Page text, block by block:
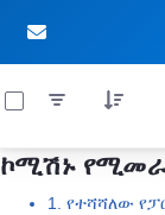
Skip to Main
ኮሚሽኑ
1. የተሻሻለው
0 of 711 Items